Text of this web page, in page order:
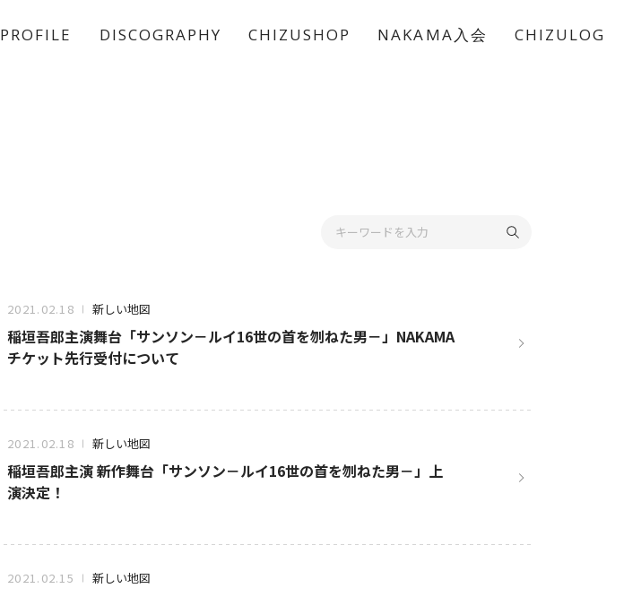
PROFILE DISCOGRAPHY CHIZUSHOP NAKAMA入会 CHIZULOG
2021.02.18 新しい地図
稲垣吾郎主演舞台「サンソン－ルイ16世の首を刎ねた男－」NAKAMA
チケット先行受付について
2021.02.18 新しい地図
稲垣吾郎主演 新作舞台「サンソン－ルイ16世の首を刎ねた男－」上
演決定！
2021.02.15 新しい地図